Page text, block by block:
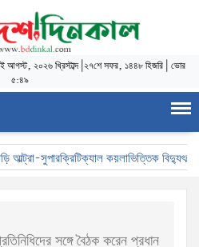
আগস্ট, ২০২৬ খ্রিস্টাব্দ| ২৭শে সফর, ১৪৪৮ হিজরি ভোর
৫:৪৯
আল্ট্রা-সুপারক্রিটিক্যাল কয়লাভিত্তিক
সঙ্গে বৈঠক করেন প্রধান